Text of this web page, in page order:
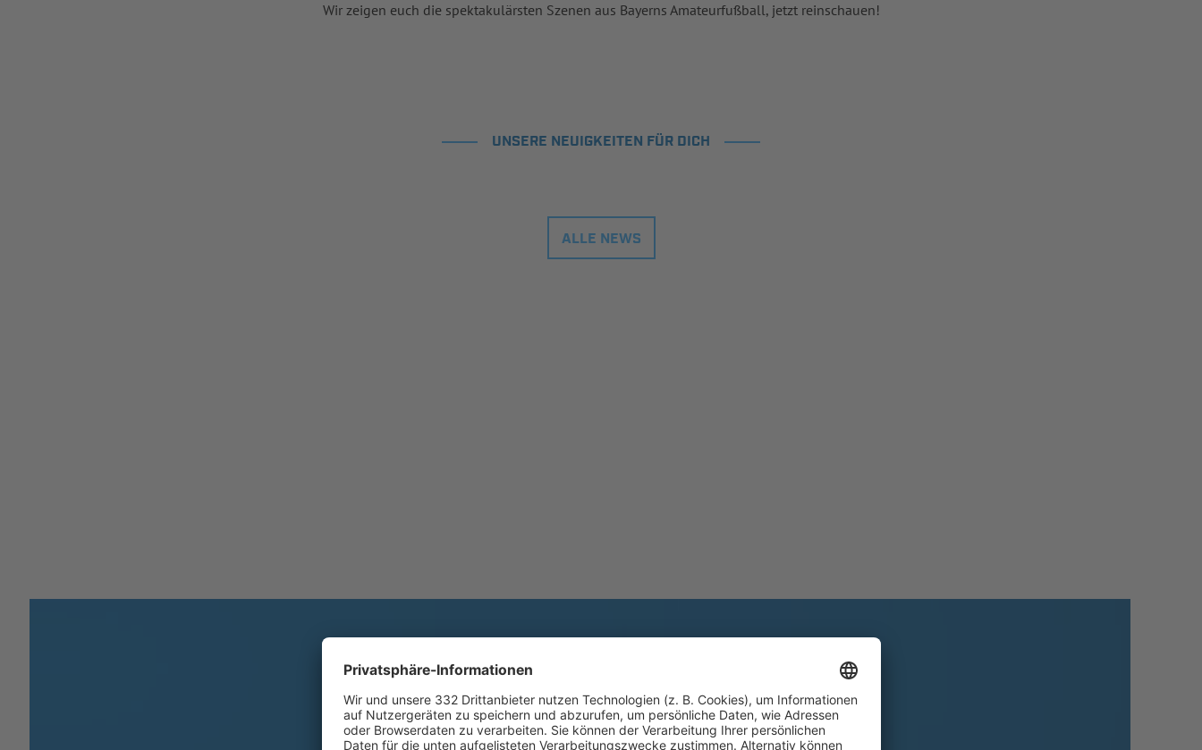
Wir zeigen euch die spektakulärsten Szenen aus Bayerns Amateurfußball, jetzt reinschauen!
UNSERE NEUIGKEITEN FÜR DICH
ALLE NEWS